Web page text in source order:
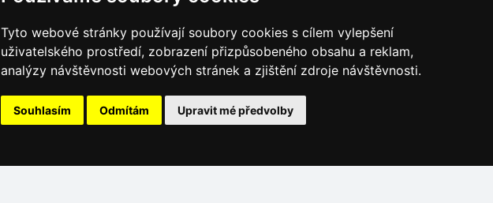
Tyto webové stránky používají soubory cookies s cílem vylepšení
uživatelského prostředí, zobrazení přizpůsobeného obsahu a reklam,
analýzy návštěvnosti webových stránek a zjištění zdroje návštěvnosti.
Souhlasím Odmítám Upravit mé předvolby
Leaflet | ©OpenStreetMapcontributors